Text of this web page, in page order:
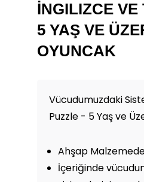
İNGILIZCE
5 YAŞ VE
OYUNCAK
Vücudumuzdaki
Puzzle - 5 Yaş ve
Ahşap
İçeriğinde